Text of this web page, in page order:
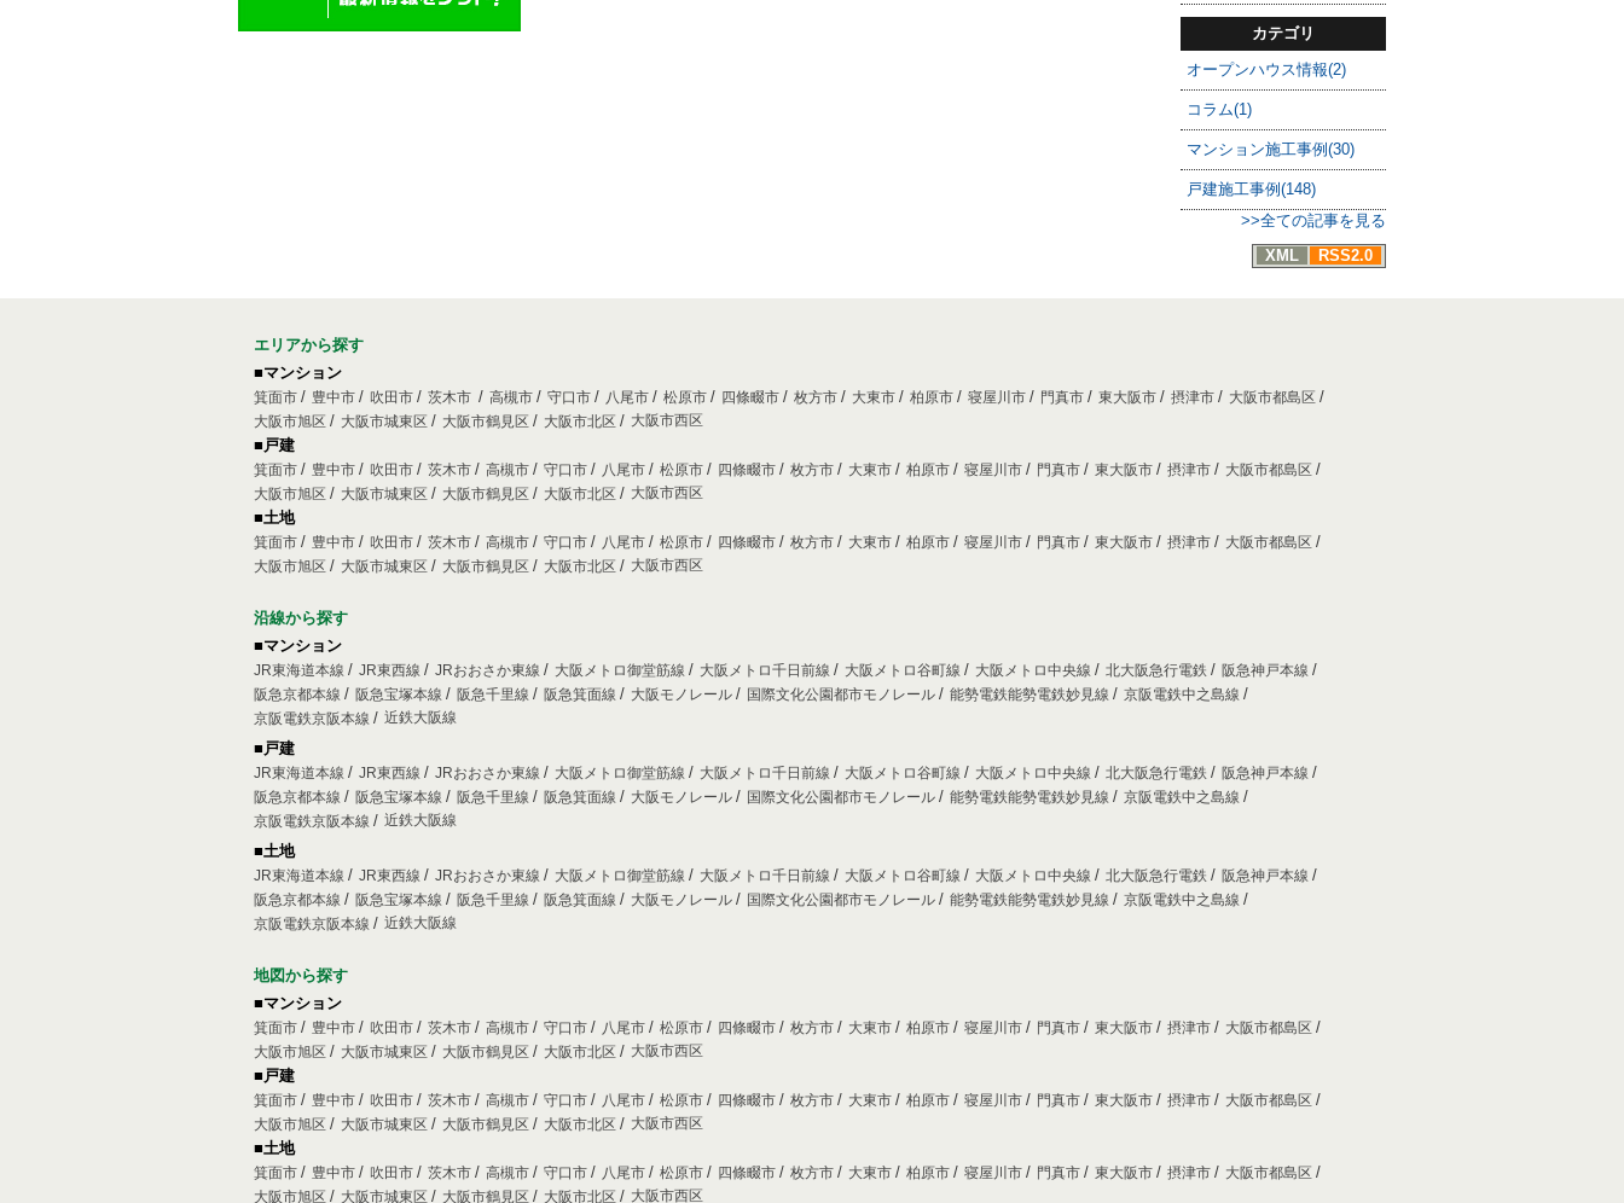
カテゴリ
オープンハウス情報(2)
コラム(1)
マンション施工事例(30)
戸建施工事例(148)
>>全ての記事を見る
XML
RSS2.0
エリアから探す
■マンション
箕面市 豊中市 吹田市 茨木市 高槻市 守口市 八尾市 松原市 四條畷市 枚方市 大東市 柏原市 寝屋川市 門真市 東大阪市 摂津市
大阪市都島区
大阪市旭区
大阪市城東区 大阪市鶴見区 大阪市北区 大阪市西区
■戸建
箕面市 豊中市 吹田市 茨木市 高槻市 守口市 八尾市 松原市 四條畷市 枚方市 大東市 柏原市 寝屋川市 門真市 東大阪市 摂津市
大阪市都島区
大阪市旭区
大阪市城東区 大阪市鶴見区 大阪市北区 大阪市西区
■土地
箕面市 豊中市 吹田市 茨木市 高槻市 守口市 八尾市 松原市 四條畷市 枚方市 大東市 柏原市 寝屋川市 門真市 東大阪市 摂津市
大阪市都島区
大阪市旭区
大阪市城東区 大阪市鶴見区 大阪市北区 大阪市西区
沿線から探す
■マンション
JR東海道本線 JR東西線 JRおおさか東線 大阪メトロ御堂筋線 大阪メトロ千日前線 大阪メトロ谷町線 大阪メトロ中央線 北大阪急行電鉄
阪急神戸本線
阪急京都本線
阪急宝塚本線 阪急千里線 阪急箕面線 大阪モノレール 国際文化公園都市モノレール 能勢電鉄能勢電鉄妙見線
京阪電鉄中之島線
京阪電鉄京阪本線
近鉄大阪線
■戸建
JR東海道本線 JR東西線 JRおおさか東線 大阪メトロ御堂筋線 大阪メトロ千日前線 大阪メトロ谷町線 大阪メトロ中央線 北大阪急行電鉄
阪急神戸本線
阪急京都本線
阪急宝塚本線 阪急千里線 阪急箕面線 大阪モノレール 国際文化公園都市モノレール 能勢電鉄能勢電鉄妙見線
京阪電鉄中之島線
京阪電鉄京阪本線
近鉄大阪線
■土地
JR東海道本線 JR東西線 JRおおさか東線 大阪メトロ御堂筋線 大阪メトロ千日前線 大阪メトロ谷町線 大阪メトロ中央線 北大阪急行電鉄
阪急神戸本線
阪急京都本線
阪急宝塚本線 阪急千里線 阪急箕面線 大阪モノレール 国際文化公園都市モノレール 能勢電鉄能勢電鉄妙見線
京阪電鉄中之島線
京阪電鉄京阪本線
近鉄大阪線
地図から探す
■マンション
箕面市 豊中市 吹田市 茨木市 高槻市 守口市 八尾市 松原市 四條畷市 枚方市 大東市 柏原市 寝屋川市 門真市 東大阪市 摂津市
大阪市都島区
大阪市旭区
大阪市城東区 大阪市鶴見区 大阪市北区 大阪市西区
■戸建
箕面市 豊中市 吹田市 茨木市 高槻市 守口市 八尾市 松原市 四條畷市 枚方市 大東市 柏原市 寝屋川市 門真市 東大阪市 摂津市
大阪市都島区
大阪市旭区
大阪市城東区 大阪市鶴見区 大阪市北区 大阪市西区
■土地
箕面市 豊中市 吹田市 茨木市 高槻市 守口市 八尾市 松原市 四條畷市 枚方市 大東市 柏原市 寝屋川市 門真市 東大阪市 摂津市
大阪市都島区
大阪市旭区
大阪市城東区 大阪市鶴見区 大阪市北区 大阪市西区